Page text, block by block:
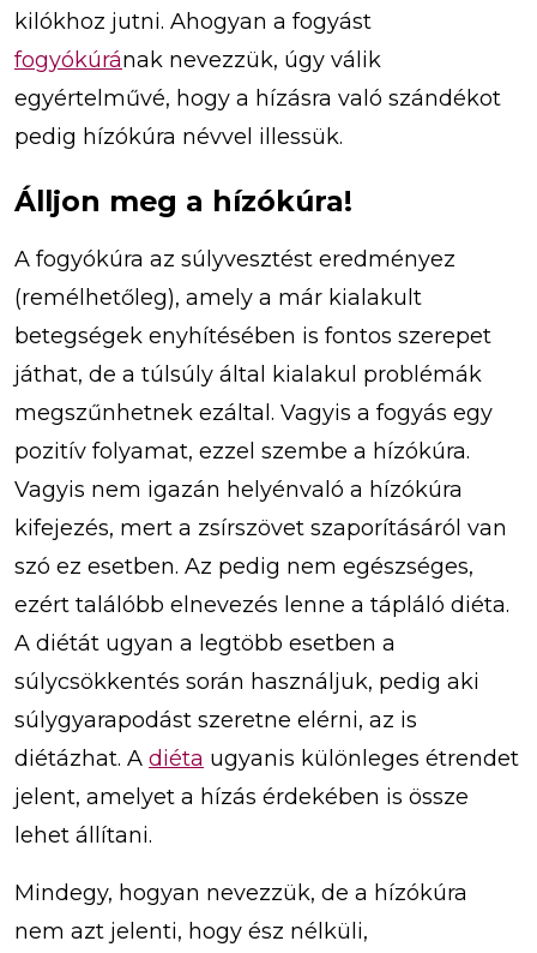
kilókhoz jutni. Ahogyan a fogyást
fogyókúrának nevezzük, úgy válik
egyértelművé, hogy a hízásra való szándékot
pedig hízókúra névvel illessük.
Álljon meg a hízókúra!
A fogyókúra az súlyvesztést eredményez
(remélhetőleg), amely a már kialakult
betegségek enyhítésében is fontos szerepet
játhat, de a túlsúly által kialakul problémák
megszűnhetnek ezáltal. Vagyis a fogyás egy
pozitív folyamat, ezzel szembe a hízókúra.
Vagyis nem igazán helyénvaló a hízókúra
kifejezés, mert a zsírszövet szaporításáról van
szó ez esetben. Az pedig nem egészséges,
ezért találóbb elnevezés lenne a tápláló diéta.
A diétát ugyan a legtöbb esetben a
súlycsökkentés során használjuk, pedig aki
súlygyarapodást szeretne elérni, az is
diétázhat. A diéta ugyanis különleges étrendet
jelent, amelyet a hízás érdekében is össze
lehet állítani.
Mindegy, hogyan nevezzük, de a hízókúra
nem azt jelenti, hogy ész nélküli,